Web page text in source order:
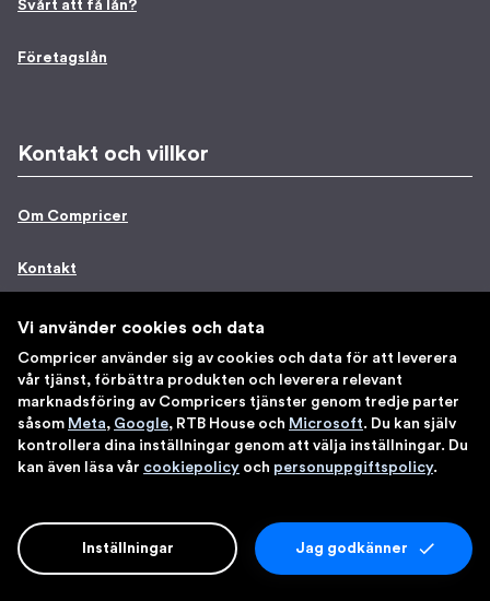
Svårt att få lån?
Företagslån
Kontakt och villkor
Om Compricer
Kontakt
Press
Jobb
Personuppgifter
Försäkringsdistribution
Vi använder cookies och data
Compricer använder sig av cookies och data för att leverera
vår tjänst, förbättra produkten och leverera relevant
marknadsföring av Compricers tjänster genom tredje parter
såsom Meta, Google, RTB House och Microsoft. Du kan själv
kontrollera dina inställningar genom att välja inställningar. Du
kan även läsa vår cookiepolicy och personuppgiftspolicy.
Jag godkänner
Inställningar